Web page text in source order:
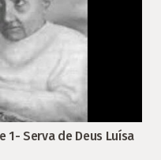
1- Serva de Deus Luísa